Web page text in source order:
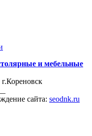
и мебельные
сайта: seodnk.ru